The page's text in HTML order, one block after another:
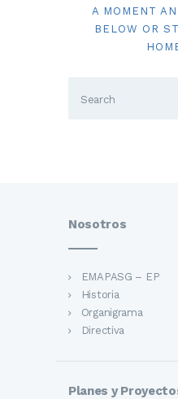
A MOMENT
BELOW OR
Nosotros
EMAPASG – EP
Historia
Organigrama
Directiva
Planes y